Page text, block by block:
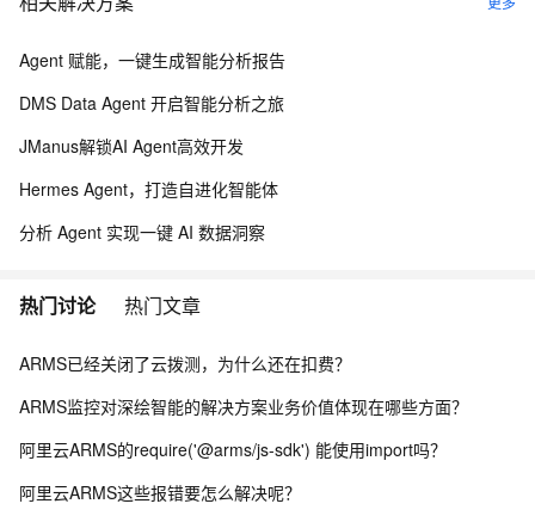
Agent 赋能，一键生成智能分析报告
DMS Data Agent 开启智能分析之旅
JManus解锁AI Agent高效开发
Hermes Agent，打造自进化智能体
分析 Agent 实现一键 AI 数据洞察
热门讨论 热门文章
ARMS已经关闭了云拨测，为什么还在扣费？
ARMS监控对深绘智能的解决方案业务价值体现在哪些方面？
阿里云ARMS的require('@arms/js-sdk') 能使用import吗？
阿里云ARMS这些报错要怎么解决呢？